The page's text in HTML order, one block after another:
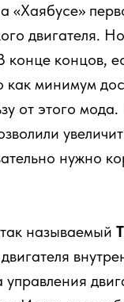
«Хаябусе»
двигателя.
концов,
минимум
от этого
нужно
называемый